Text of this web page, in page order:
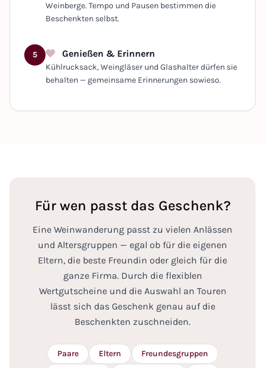
Weinberge. Tempo und Pausen bestimmen die
Beschenkten selbst.
5 Genießen & Erinnern
Kühlrucksack, Weingläser und Glashalter dürfen sie
behalten — gemeinsame Erinnerungen sowieso.
Für wen passt das Geschenk?
Eine Weinwanderung passt zu vielen Anlässen
und Altersgruppen — egal ob für die eigenen
Eltern, die beste Freundin oder gleich für die
ganze Firma. Durch die flexiblen
Wertgutscheine und die Auswahl an Touren
lässt sich das Geschenk genau auf die
Beschenkten zuschneiden.
Paare Eltern
Freundesgruppen